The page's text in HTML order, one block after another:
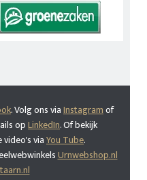
. Volg ons viaInstagramof
opLinkedIn. Of bekijk
viaYou Tube.
Urnwebshop.nl